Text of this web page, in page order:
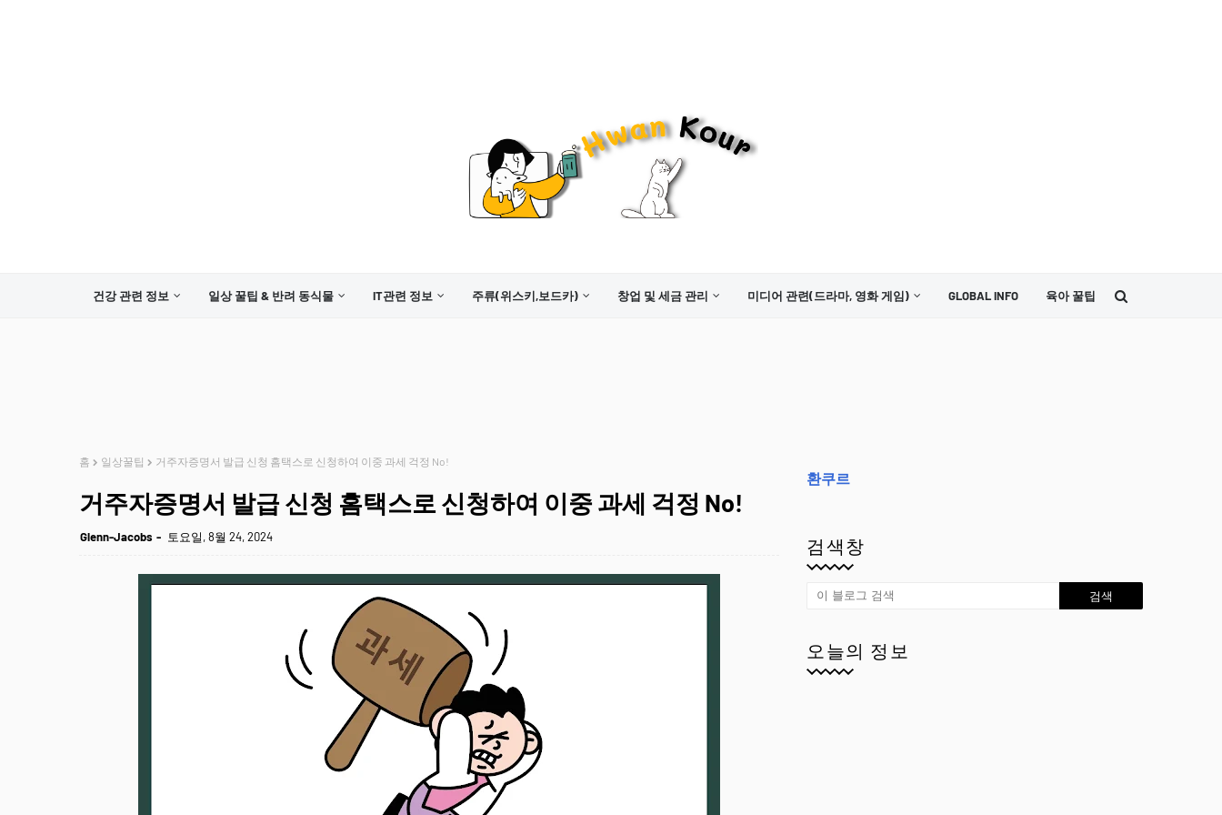
건강 관련 정보 일상 꿀팁 & 반려 동식물 IT관련 정보 주류(위스키,보드카) 창업 및 세금 관리 미디어 관련(드라마, 영화 게임) GLOBAL INFO 육아 꿀팁
홈 일상꿀팁 거주자증명서 발급 신청 홈택스로 신청하여 이중 과세 걱정 No!
거주자증명서 발급 신청 홈택스로 신청하여 이중 과세 걱정 No!
Glenn-Jacobs 토요일, 8월 24, 2024
환쿠르
검색창
오늘의 정보